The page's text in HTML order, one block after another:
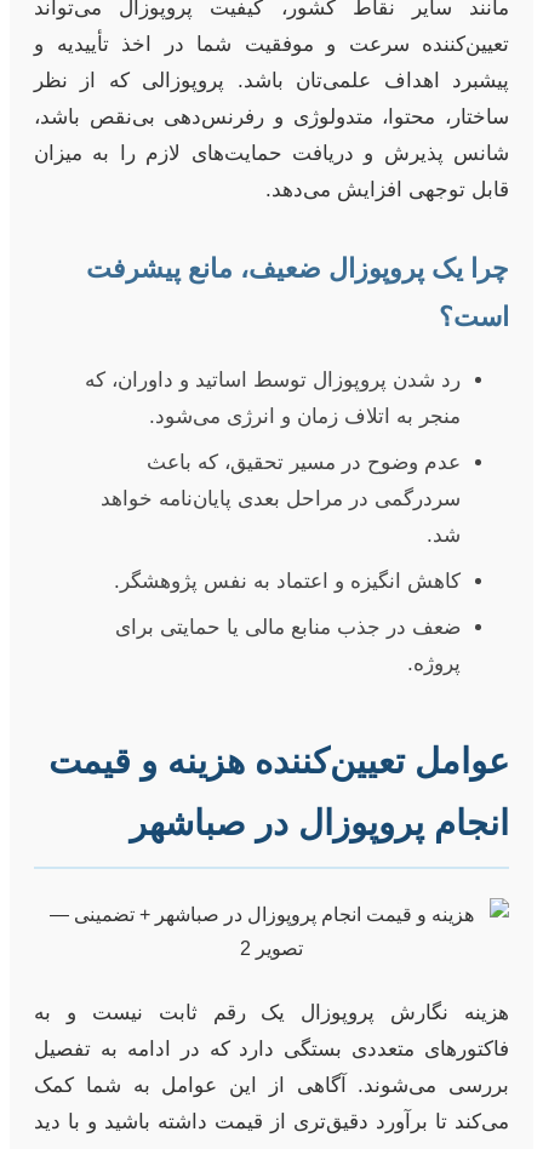
مانند سایر نقاط کشور، کیفیت پروپوزال می‌تواند
تعیین‌کننده سرعت و موفقیت شما در اخذ تأییدیه و
پیشبرد اهداف علمی‌تان باشد. پروپوزالی که از نظر
ساختار، محتوا، متدولوژی و رفرنس‌دهی بی‌نقص باشد،
شانس پذیرش و دریافت حمایت‌های لازم را به میزان
قابل توجهی افزایش می‌دهد.
چرا یک پروپوزال ضعیف، مانع پیشرفت
است؟
رد شدن پروپوزال توسط اساتید و داوران، که
منجر به اتلاف زمان و انرژی می‌شود.
عدم وضوح در مسیر تحقیق، که باعث
سردرگمی در مراحل بعدی پایان‌نامه خواهد
شد.
کاهش انگیزه و اعتماد به نفس پژوهشگر.
ضعف در جذب منابع مالی یا حمایتی برای
پروژه.
عوامل تعیین‌کننده هزینه و قیمت
انجام پروپوزال در صباشهر
هزینه نگارش پروپوزال یک رقم ثابت نیست و به
فاکتورهای متعددی بستگی دارد که در ادامه به تفصیل
بررسی می‌شوند. آگاهی از این عوامل به شما کمک
می‌کند تا برآورد دقیق‌تری از قیمت داشته باشید و با دید